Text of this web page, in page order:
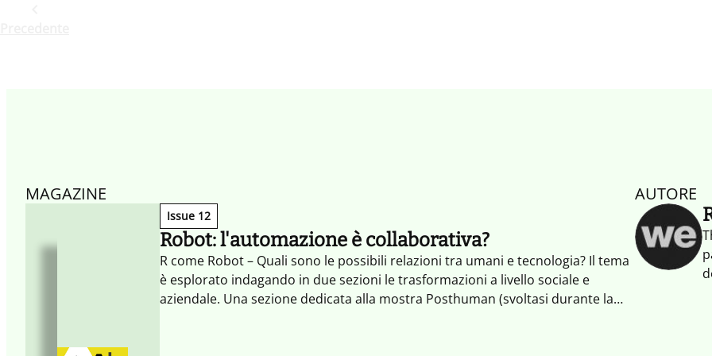
MAGAZINE
Issue 12
Robot: l'automazione è collaborativa?
R come Robot – Quali sono le possibili relazioni tra umani e tecnologia? Il tema
è esplorato indagando in due sezioni le trasformazioni a livello sociale e
aziendale. Una sezione dedicata alla mostra Posthuman (svoltasi durante la
AUTORE